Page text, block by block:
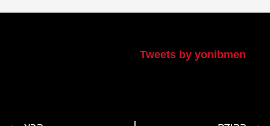
Tweets by yonibmen